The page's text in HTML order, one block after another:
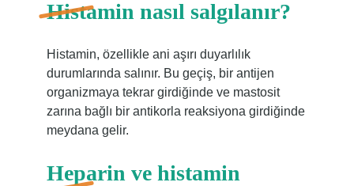
Histamin nasıl salgılanır?
Histamin, özellikle ani aşırı duyarlılık
durumlarında salınır. Bu geçiş, bir antijen
organizmaya tekrar girdiğinde ve mastosit
zarına bağlı bir antikorla reaksiyona girdiğinde
meydana gelir.
Heparin ve histamin